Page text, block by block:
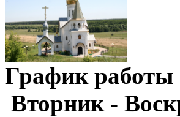
График
Вторник -